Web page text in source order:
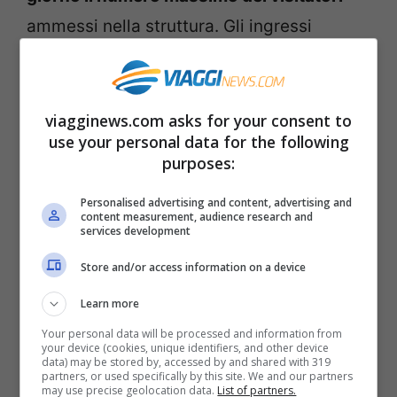
ammessi nella struttura. Gli ingressi
saranno, dunque, a
gestiti con il sistema delleprenotazioni
online, che distribuiranno i visitatori su
diverse fasce orarie.
Si farà tesoro di quanto sperimentato
durante la pandemia di Covid19, quando fu
introdotta la prenotazione online
obbligatoria, insieme alla limitazione degli
accessi per evitare pericolosi
assembramenti.
viagginews.com asks for your consent to
use your personal data for the following
purposes:
Personalised advertising and content, advertising and
content measurement, audience research and
services development
Store and/or access information on a device
Learn more
Your personal data will be processed and information from
your device (cookies, unique identifiers, and other device
data) may be stored by, accessed by and shared with 319
partners, or used specifically by this site. We and our partners
may use precise geolocation data. List of partners.